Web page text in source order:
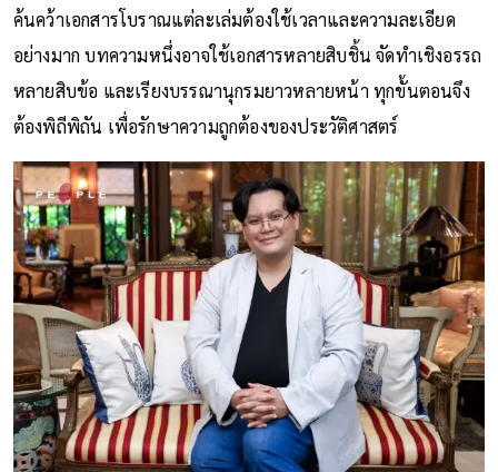
ค้นคว้าเอกสารโบราณแต่ละเล่มต้องใช้เวลาและความละเอียด
อย่างมาก บทความหนึ่งอาจใช้เอกสารหลายสิบชิ้น จัดทำเชิงอรรถ
หลายสิบข้อ และเรียงบรรณานุกรมยาวหลายหน้า ทุกขั้นตอนจึง
ต้องพิถีพิถัน เพื่อรักษาความถูกต้องของประวัติศาสตร์